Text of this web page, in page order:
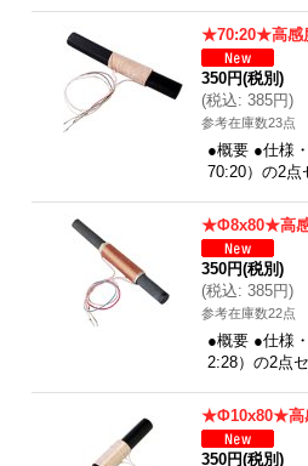
★70:20★高感
350円(税別)
(税込: 385円)
参考在庫数23点
●概要 ●仕様
70:20）の2
★Φ8x80★高
350円(税別)
(税込: 385円)
参考在庫数22点
●概要 ●仕様
2:28）の2点
★Φ10x80★高
350円(税別)